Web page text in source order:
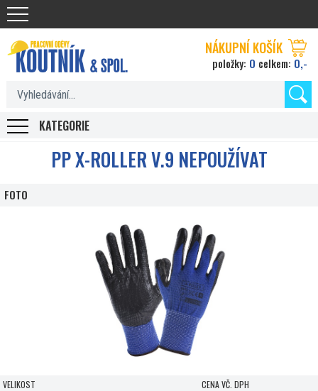
Koutnik.com
PP X-ROLLER V.9 NEPOUŽÍVAT
FOTO
VELIKOST CENA VČ. DPH
KATEGORIE
NÁKUPNÍ KOŠÍK
položky: 0 celkem: 0,-